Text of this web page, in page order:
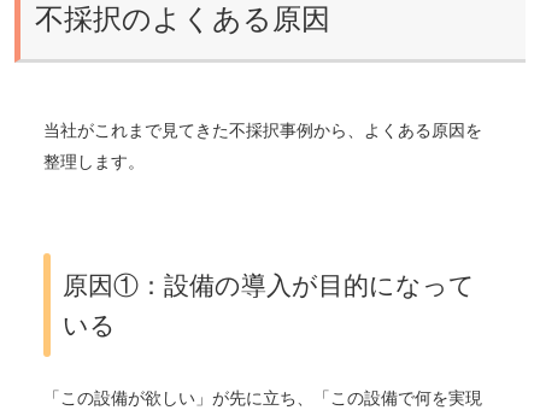
不採択のよくある原因
当社がこれまで見てきた不採択事例から、よくある原因を
整理します。
原因①：設備の導入が目的になって
いる
「この設備が欲しい」が先に立ち、「この設備で何を実現